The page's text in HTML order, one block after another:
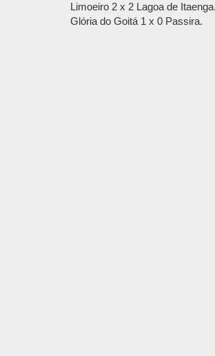
Limoeiro 2 x 2 Lagoa de Itaenga.
Glória do Goitá 1 x 0 Passira.